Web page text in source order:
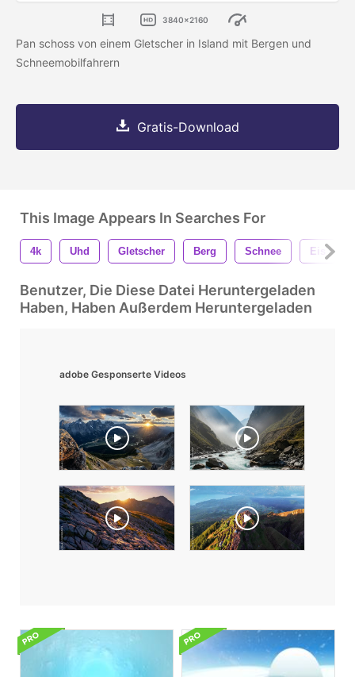
3840x2160
Pan schoss von einem Gletscher in Island mit Bergen und
Schneemobilfahrern
Gratis-Download
This Image Appears In Searches For
4k Uhd Gletscher Berg Schnee Eis
Benutzer, Die Diese Datei Heruntergeladen
Haben, Haben Außerdem Heruntergeladen
adobe Gesponserte Videos